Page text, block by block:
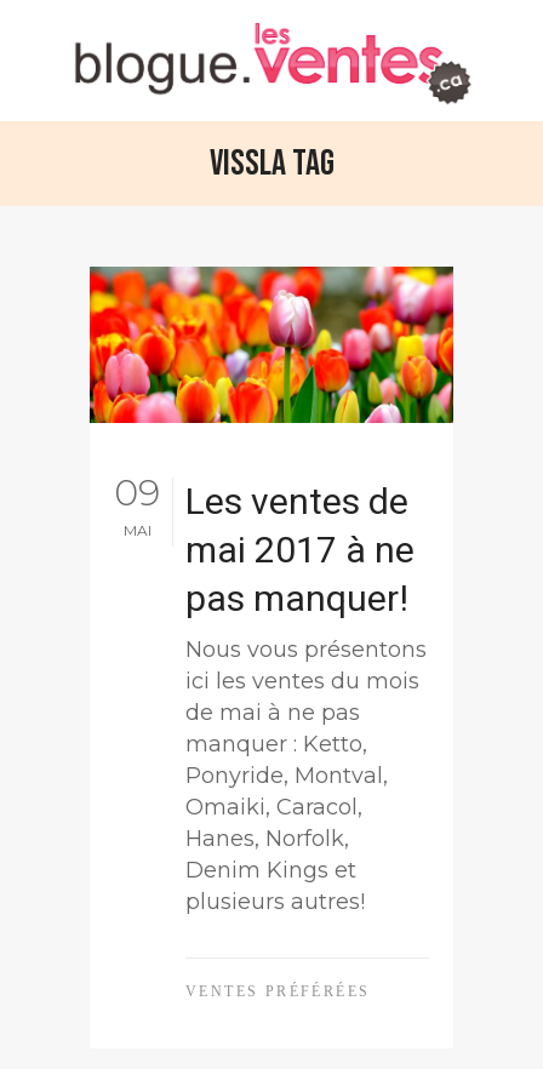
Vissla Tag
09
MAI
Les ventes de
mai 2017 à ne
pas manquer!
Nous vous présentons
ici les ventes du mois
de mai à ne pas
manquer : Ketto,
Ponyride, Montval,
Omaiki, Caracol,
Hanes, Norfolk,
Denim Kings et
plusieurs autres!
VENTES PRÉFÉRÉES